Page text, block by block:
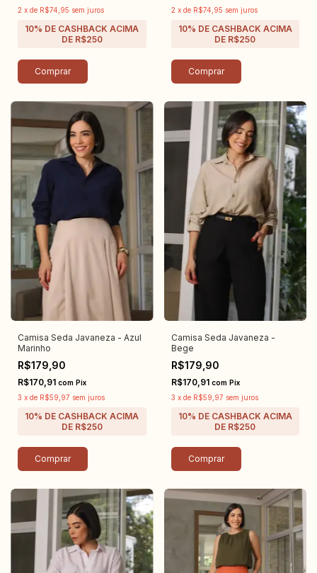
2 x de R$74,95 sem juros
Comprar
2 x de R$74,95 sem juros
Comprar
Camisa Seda Javaneza - Azul
Marinho
R$179,90
R$170,91 com Pix
3 x de R$59,97 sem juros
Comprar
Camisa Seda Javaneza -
Bege
R$179,90
R$170,91 com Pix
3 x de R$59,97 sem juros
Comprar